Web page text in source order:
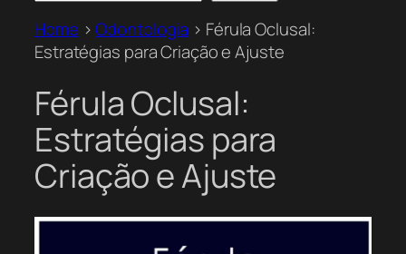
Home >Odontologia > Férula Oclusal:
Estratégias para Criação e Ajuste
Férula Oclusal:
Estratégias para
Criação e Ajuste